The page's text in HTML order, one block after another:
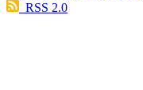
RSS 2.0